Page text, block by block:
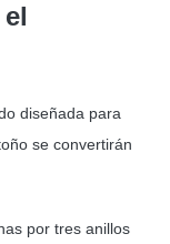
diseñada para
se convertirán
por tres anillos